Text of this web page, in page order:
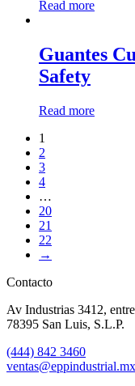
Read more
Guantes
Safety
Read more
1
2
3
4
…
20
21
22
→
Contacto
Av Industrias 3412,
78395 San Luis, S.L.P.
(444) 842 3460
ventas@eppindustrial.mx